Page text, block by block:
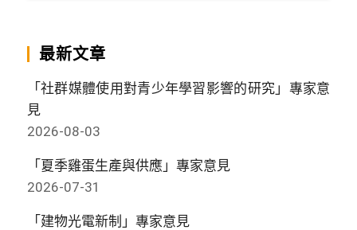
最新文章
「社群媒體使用對青少年學習影響的研究」專家意
見
2026-08-03
「夏季雞蛋生產與供應」專家意見
2026-07-31
「建物光電新制」專家意見